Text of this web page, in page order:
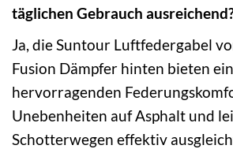
täglichen Gebrauch
Ja, die Suntour Luftfedergabel
Fusion Dämpfer hinten bieten
hervorragenden
Unebenheiten auf Asphalt und
Schotterwegen effektiv